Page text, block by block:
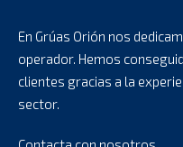
En Grúas Orión nos
operador. Hemos
clientes gracias a la
sector.